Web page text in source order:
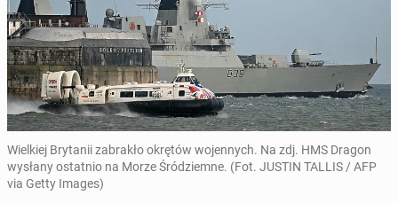
Wielkiej Brytanii zabrakło okrętów wojennych. Na zdj. HMS Dragon
wysłany ostatnio na Morze Śródziemne. (Fot. JUSTIN TALLIS / AFP
via Getty Images)